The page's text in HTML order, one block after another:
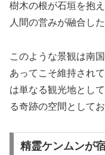
樹木の根が石垣を抱
人間の営みが融合し
このような景観は南
あってこそ維持され
は単なる観光地とし
る奇跡の空間として
精霊ケンムンが